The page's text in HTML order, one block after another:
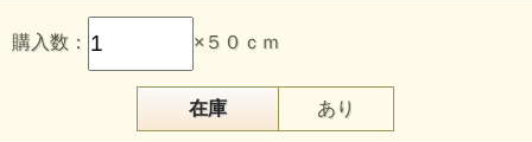
【品 番】5606-18
【商品名】イベントや衣装に最適な光沢感のある素材 １Ｗ
ＡＹ ラメネット 白地にパール
【価 格】１ｍ当たり１４００円(税抜き価格） ５０ｃｍ
あたり７００円（税抜き価格）
【素 材】ナイロン：７５％ ラメ：２５％
【生地幅】９０ｃｍ
購入数： ×５０ｃｍ
在庫 あり